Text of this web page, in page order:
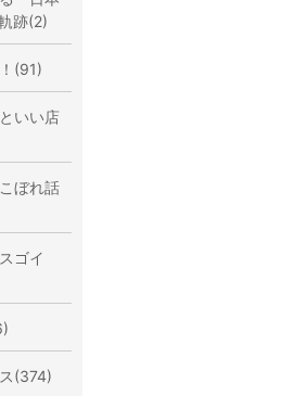
跡(2)
(91)
いい店
ぼれ話
ゴイ
(374)